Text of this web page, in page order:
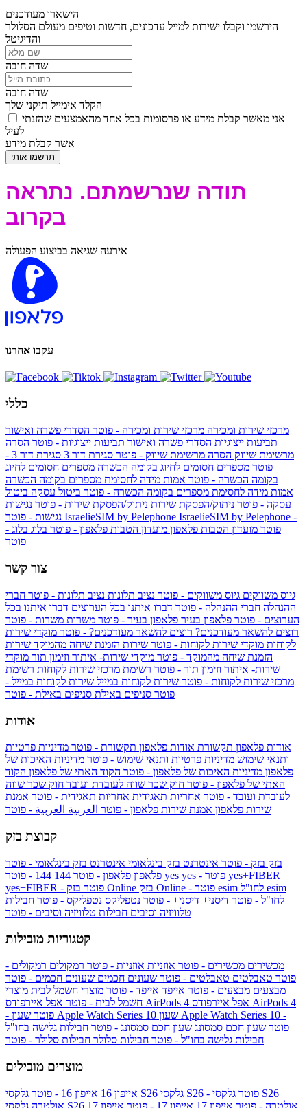
הישארו מעודכנים
הירשמו וקבלו ישירות למייל עדכונים, חדשות וטיפים מעולם הסלולר
והדיגיטל
שדה חובה
שדה חובה
הקלד אימייל תיקני שלך
אני מאשר קבלת מידע או פרסומות בכל אחד מהאמצעים שהזנתי
לעיל
אשר קבלת מידע
תרשמו אותי
תודה שנרשמתם. נתראה
בקרוב
אירעה שגיאה בביצוע הפעולה
עקבו אחרנו
כללי
מרכזי שירות ומכירה מרכזי שירות ומכירה - פוטר הסדרי פשרה ואישור
תביעות ייצוגיות הסדרי פשרה ואישור תביעות ייצוגיות - פוטר הסרה
מרשימת שיווק הסרה מרשימת שיווק - פוטר סגירת דור 3
סגירת דור 3 -
פוטר מספרים חסומים לחיוג בקומה הכשרה מספרים חסומים לחיוג
בקומה הכשרה - פוטר אמות מידה לחסימת מספרים בקומה הכשרה
אמות מידה לחסימת מספרים בקומה הכשרה - פוטר ביטול עסקה ביטול
עסקה - פוטר ניתוק/הפסקת שירות ניתוק/הפסקת שירות - פוטר נגישות
IsraelieSIM by Pelephone IsraelieSIM by Pelephone -
פוטר מועדון הטבות פלאפון מועדון הטבות פלאפון - פוטר בלוג בלוג -
פוטר
צור קשר
גיוס משווקים גיוס משווקים - פוטר נציב תלונות נציב תלונות - פוטר חברי
ההנהלה חברי ההנהלה - פוטר דברו איתנו בכל הערוצים דברו איתנו בכל
הערוצים - פוטר פלאפון בעיר פלאפון בעיר - פוטר משרות משרות - פוטר
רוצים להשאר מעודכנים? רוצים להשאר מעודכנים? - פוטר מוקדי שירות
לקוחות מוקדי שירות לקוחות - פוטר שירות הזמנת שיחה מהמוקד שירות
הזמנת שיחה מהמוקד - פוטר מוקדי שירות- איתור וזימון תור מוקדי
שירות- איתור וזימון תור - פוטר רשימת מרכזי שירות לקוחות רשימת
מרכזי שירות לקוחות - פוטר שירות לקוחות במייל שירות לקוחות במייל -
פוטר סניפים באילת סניפים באילת - פוטר
אודות
אודות פלאפון תקשורת אודות פלאפון תקשורת - פוטר מדיניות פרטיות
ותנאי שימוש מדיניות פרטיות ותנאי שימוש - פוטר מדיניות האיכות של
פלאפון מדיניות האיכות של פלאפון - פוטר הקוד האתי של פלאפון הקוד
האתי של פלאפון - פוטר חוק שכר שווה לעובדת ועובד חוק שכר שווה
לעובדת ועובד - פוטר אחריות תאגידית אחריות תאגידית - פוטר אמנת
שירות פלאפון אמנת שירות פלאפון - פוטר العربية العربية - פוטר
קבוצת בזק
בזק בזק - פוטר אינטרנט בזק בינלאומי אינטרנט בזק בינלאומי - פוטר
פלאפון פלאפון - פוטר 144 yes
yes+FIBER
yes+FIBER - פוטר בזק Online
esim
לחו"ל - פוטר דיסני+ דיסני+ - פוטר נטפליקס נטפליקס - פוטר חבילות
טלוויזיה וסיבים חבילות טלוויזיה וסיבים - פוטר
קטגוריות מובילות
מכשירים מכשירים - פוטר אוזניות אוזניות - פוטר רמקולים רמקולים -
פוטר טאבלטים טאבלטים - פוטר שעונים חכמים שעונים חכמים - פוטר
מבצעים מבצעים - פוטר אייפד אייפד - פוטר מוצרי חשמל לבית מוצרי
חשמל לבית - פוטר אפל איירפודס AirPods 4 אפל איירפודס AirPods 4
- פוטר שעון Apple Watch Series 10 שעון Apple Watch Series 10 -
פוטר שעון חכם סמסונג שעון חכם סמסונג - פוטר חבילות גלישה בחו"ל
חבילות גלישה בחו"ל - פוטר חבילות סלולר חבילות סלולר - פוטר
מוצרים מובילים
אייפון 16 אייפון 16 - פוטר גלקסי S26 גלקסי S26 - פוטר גלקסי S26
אולטרה
גלקסי S26 אולטרה - פוטר אייפון 17 אייפון 17 - פוטר אייפון 17